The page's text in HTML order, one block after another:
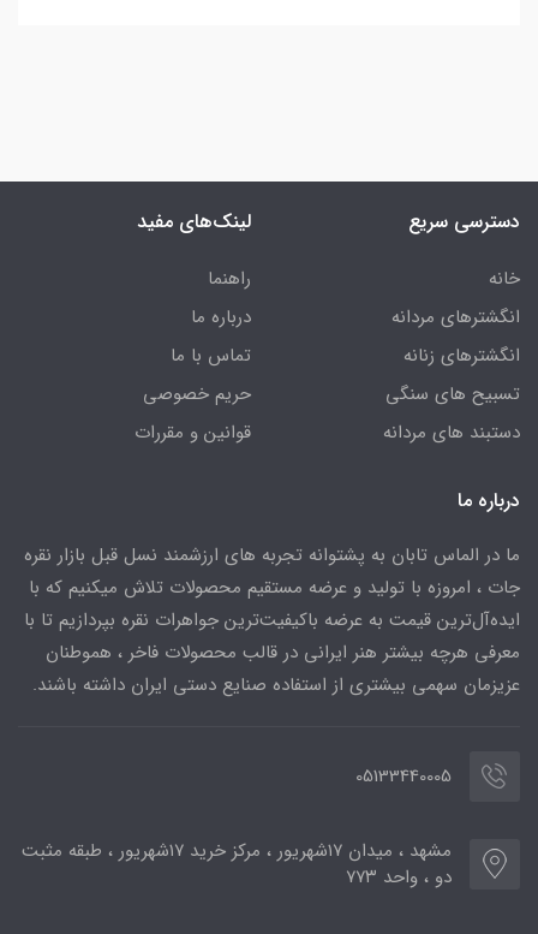
دسترسی سریع
خانه
انگشترهای مردانه
انگشترهای زنانه
تسبیح های سنگی
دستبند های مردانه
لینک‌های مفید
راهنما
درباره ما
تماس با ما
حریم خصوصی
قوانین و مقررات
درباره ما
ما در الماس تابان به پشتوانه تجربه های ارزشمند نسل قبل بازار نقره
جات ، امروزه با تولید و عرضه مستقیم محصولات تلاش میکنیم که با
ایده‌آل‌ترین قیمت به عرضه باکیفیت‌ترین جواهرات نقره بپردازیم تا با
معرفی هرچه بیشتر هنر ایرانی در قالب محصولات فاخر ، هموطنان
عزیزمان سهمی بیشتری از استفاده صنایع دستی ایران داشته باشند.
05133440005
مشهد ، میدان ۱۷شهریور ، مرکز خرید ۱۷شهریور ، طبقه مثبت
دو ، واحد ۷۷۳